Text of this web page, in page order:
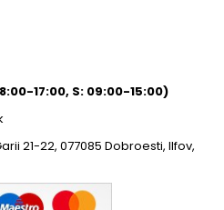
17:00, S: 09:00-15:00)
21-22, 077085 Dobroesti, Ilfov,